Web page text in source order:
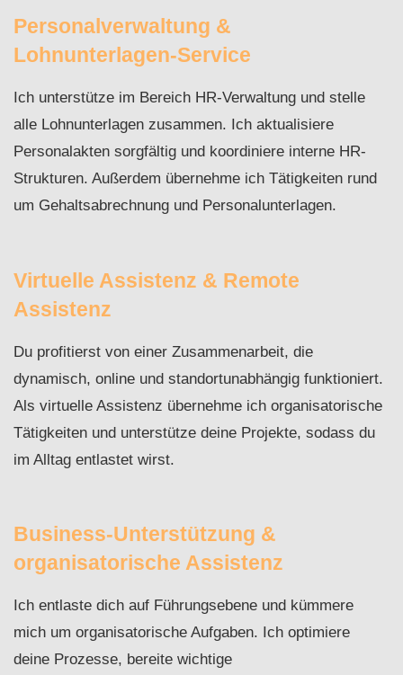
Personalverwaltung &
Lohnunterlagen-Service
Ich unterstütze im Bereich HR-Verwaltung und stelle
alle Lohnunterlagen zusammen. Ich aktualisiere
Personalakten sorgfältig und koordiniere interne HR-
Strukturen. Außerdem übernehme ich Tätigkeiten rund
um Gehaltsabrechnung und Personalunterlagen.
Virtuelle Assistenz & Remote
Assistenz
Du profitierst von einer Zusammenarbeit, die
dynamisch, online und standortunabhängig funktioniert.
Als virtuelle Assistenz übernehme ich organisatorische
Tätigkeiten und unterstütze deine Projekte, sodass du
im Alltag entlastet wirst.
Business-Unterstützung &
organisatorische Assistenz
Ich entlaste dich auf Führungsebene und kümmere
mich um organisatorische Aufgaben. Ich optimiere
deine Prozesse, bereite wichtige